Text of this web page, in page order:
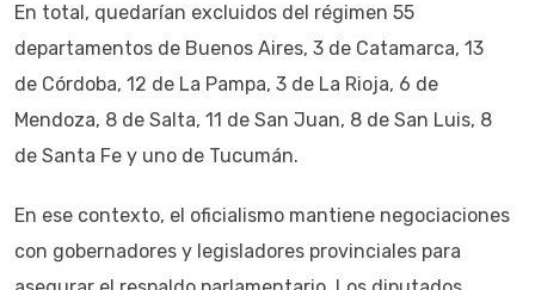
En total, quedarían excluidos del régimen 55
departamentos de Buenos Aires, 3 de Catamarca, 13
de Córdoba, 12 de La Pampa, 3 de La Rioja, 6 de
Mendoza, 8 de Salta, 11 de San Juan, 8 de San Luis, 8
de Santa Fe y uno de Tucumán.
En ese contexto, el oficialismo mantiene negociaciones
con gobernadores y legisladores provinciales para